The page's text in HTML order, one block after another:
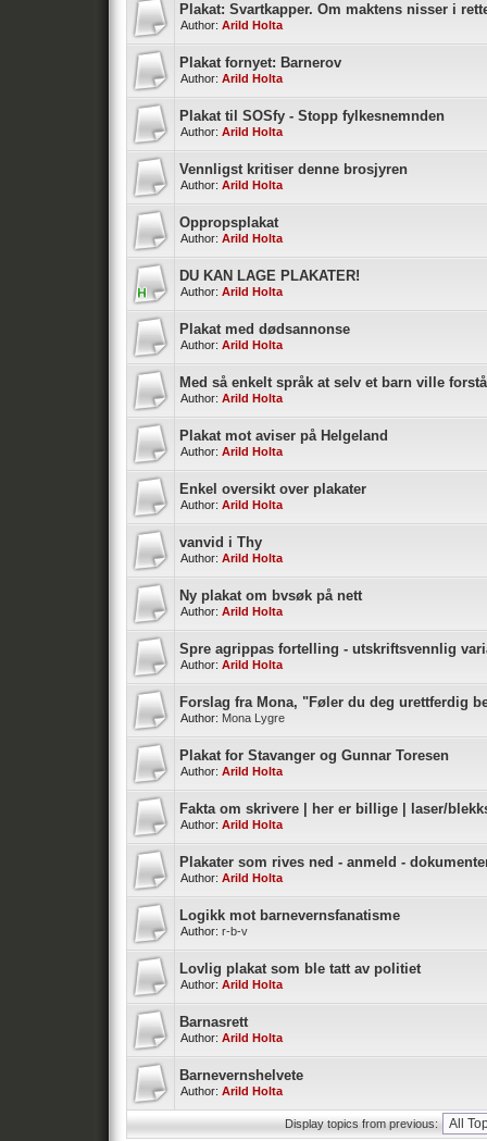
Plakat: Svartkapper. Om maktens nisser i
Author: Arild Holta
Plakat fornyet: Barnerov
Author: Arild Holta
Plakat til SOSfy - Stopp fylkesnemnden
Author: Arild Holta
Vennligst kritiser denne brosjyren
Author: Arild Holta
Oppropsplakat
Author: Arild Holta
DU KAN LAGE PLAKATER!
Author: Arild Holta
Plakat med dødsannonse
Author: Arild Holta
Med så enkelt språk at selv et barn ville
Author: Arild Holta
Plakat mot aviser på Helgeland
Author: Arild Holta
Enkel oversikt over plakater
Author: Arild Holta
vanvid i Thy
Author: Arild Holta
Ny plakat om bvsøk på nett
Author: Arild Holta
Spre agrippas fortelling - utskriftsvennlig
Author: Arild Holta
Forslag fra Mona, "Føler du deg urettferdig
Author: Mona Lygre
Plakat for Stavanger og Gunnar Toresen
Author: Arild Holta
Fakta om skrivere | her er billige | laser/
Author: Arild Holta
Plakater som rives ned - anmeld -
Author: Arild Holta
Logikk mot barnevernsfanatisme
Author: r-b-v
Lovlig plakat som ble tatt av politiet
Author: Arild Holta
Barnasrett
Author: Arild Holta
Barnevernshelvete
Author: Arild Holta
Display topics from previous: